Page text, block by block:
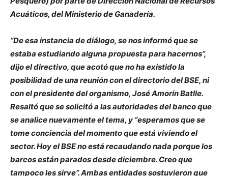
Acuáticos, del Ministerio de Ganadería.
“De esa instancia de diálogo, se nos informó que se
estaba estudiando alguna propuesta para hacernos”,
dijo el directivo, que acotó que no ha existido la
posibilidad de una reunión con el directorio del BSE, ni
con el presidente del organismo, José Amorín Batlle.
Resaltó que se solicitó a las autoridades del banco que
se analice nuevamente el tema, y “esperamos que se
tome conciencia del momento que está viviendo el
sector. Hoy el BSE no está recaudando nada porque los
barcos están parados desde diciembre. Creo que
tampoco les sirve”. Ambas entidades sostuvieron que